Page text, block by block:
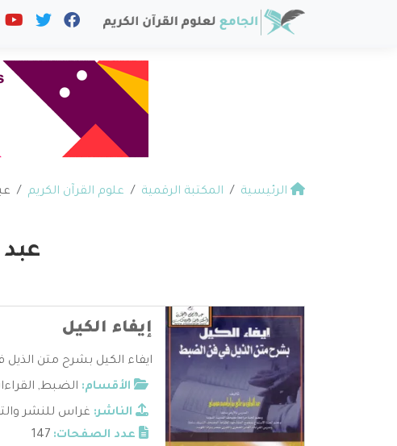
الرئيسية المكتبة الرقمية علوم القرآن الكريم
إيفاء الكيل
ايفاء الكيل بشرح متن
الأقسام: الضبط,
الناشر: غراس للنشر
عدد الصفحات: